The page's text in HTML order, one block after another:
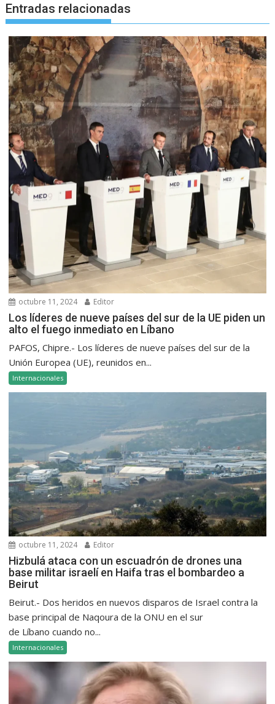
Entradas relacionadas
octubre 11, 2024 Editor
Los líderes de nueve países del sur de la UE piden un
alto el fuego inmediato en Líbano
PAFOS, Chipre.- Los líderes de nueve países del sur de la
Unión Europea (UE), reunidos en...
Internacionales
octubre 11, 2024 Editor
Hizbulá ataca con un escuadrón de drones una
base militar israelí en Haifa tras el bombardeo a
Beirut
Beirut.- Dos heridos en nuevos disparos de Israel contra la
base principal de Naqoura de la ONU en el sur
de Líbano cuando no...
Internacionales